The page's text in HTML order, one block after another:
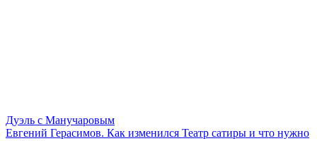
Дуэль с Манучаровым
Евгений Герасимов. Как изменился Театр сатиры и что нужно